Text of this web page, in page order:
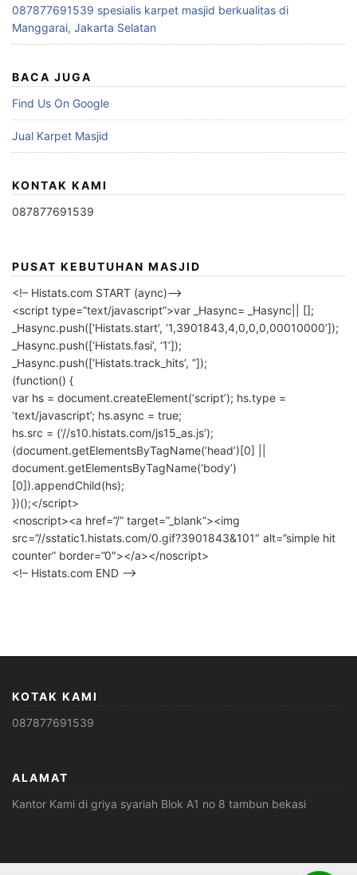
087877691539 spesialis karpet masjid berkualitas di
Manggarai, Jakarta Selatan
BACA JUGA
Find Us On Google
Jual Karpet Masjid
KONTAK KAMI
087877691539
PUSAT KEBUTUHAN MASJID
<!– Histats.com START (aync)–>
<script type=”text/javascript”>var _Hasync= _Hasync|| [];
_Hasync.push([‘Histats.start’, ‘1,3901843,4,0,0,0,00010000’]);
_Hasync.push([‘Histats.fasi’, ‘1’]);
_Hasync.push([‘Histats.track_hits’, ”]);
(function() {
var hs = document.createElement(‘script’); hs.type =
‘text/javascript’; hs.async = true;
hs.src = (‘//s10.histats.com/js15_as.js’);
(document.getElementsByTagName(‘head’)[0] ||
document.getElementsByTagName(‘body’)
[0]).appendChild(hs);
})();</script>
<noscript><a href=”/” target=”_blank”><img
src=”//sstatic1.histats.com/0.gif?3901843&101″ alt=”simple hit
counter” border=”0″></a></noscript>
<!– Histats.com END –>
KOTAK KAMI
087877691539
ALAMAT
Kantor Kami di griya syariah Blok A1 no 8 tambun bekasi